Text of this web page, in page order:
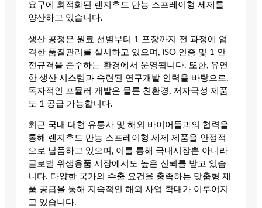
요구에 최적화된 렌지후드 만능 스프레이형 세제를
양산하고 있습니다.
생산 공정은 원료 선별부터 1 포장까지 전 과정에 엄
격한 품질관리를 실시하고 있으며, ISO 인증 및 1 안
전규격을 준수하는 환경에서 운영됩니다. 또한, 유연
한 생산 시스템과 숙련된 연구개발 인력을 바탕으로,
독자적인 포뮬러 개발은 물론 친환경, 저자극성 제품
도 1 공급 가능합니다.
최근 국내 대형 유통사 및 해외 바이어들과의 협력을
통해 렌지후드 만능 스프레이형 세제 제품을 안정적
으로 납품하고 있으며, 이를 통해 국내시장뿐 아니라
글로벌 위생용품 시장에서도 높은 신뢰를 받고 있습
니다. 다양한 국가의 수출 요건을 충족하는 맞춤형 제
품 공급을 통해 지속적인 해외 사업 확대가 이루어지
고 있습니다.